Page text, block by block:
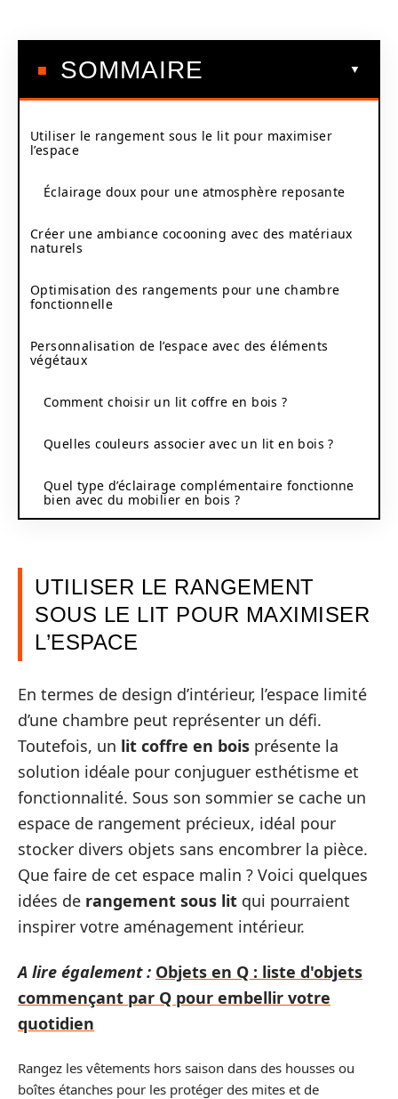
SOMMAIRE
Utiliser le rangement sous le lit pour maximiser
l’espace
Éclairage doux pour une atmosphère reposante
Créer une ambiance cocooning avec des matériaux
naturels
Optimisation des rangements pour une chambre
fonctionnelle
Personnalisation de l’espace avec des éléments
végétaux
Comment choisir un lit coffre en bois ?
Quelles couleurs associer avec un lit en bois ?
Quel type d’éclairage complémentaire fonctionne
bien avec du mobilier en bois ?
UTILISER LE RANGEMENT
SOUS LE LIT POUR MAXIMISER
L’ESPACE
En termes de design d’intérieur, l’espace limité
d’une chambre peut représenter un défi.
Toutefois, un lit coffre en bois présente la
solution idéale pour conjuguer esthétisme et
fonctionnalité. Sous son sommier se cache un
espace de rangement précieux, idéal pour
stocker divers objets sans encombrer la pièce.
Que faire de cet espace malin ? Voici quelques
idées de rangement sous lit qui pourraient
inspirer votre aménagement intérieur.
A lire également : Objets en Q : liste d'objets
commençant par Q pour embellir votre
quotidien
Rangez les vêtements hors saison dans des housses ou
boîtes étanches pour les protéger des mites et de